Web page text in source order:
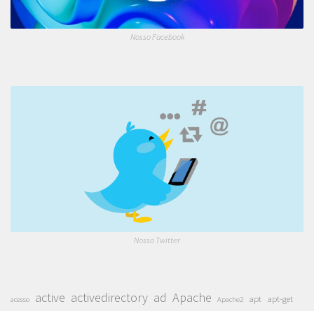
Nosso Facebook
Nosso Twitter
acesso active activedirectory ad Apache Apache2 apt apt-get